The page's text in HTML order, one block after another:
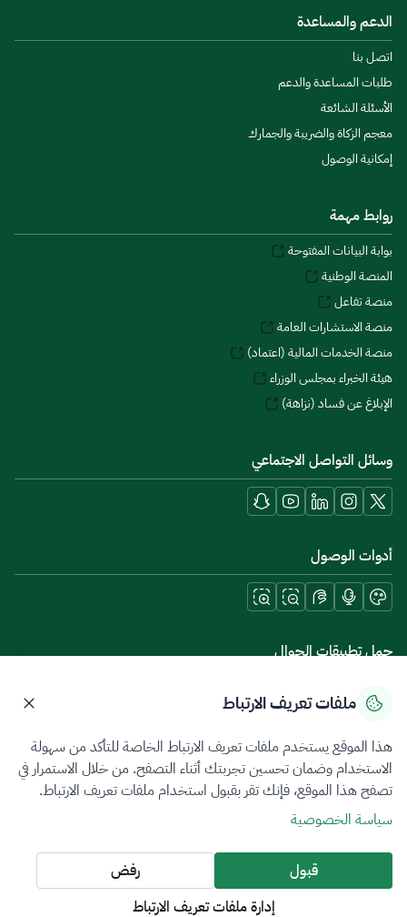
الدعم والمساعدة
اتصل بنا
طلبات المساعدة والدعم
الأسئلة الشائعة
معجم الزكاة والضريبة والجمارك
إمكانية الوصول
روابط مهمة
بوابة البيانات المفتوحة
المنصة الوطنية
منصة تفاعل
منصة الاستشارات العامة
منصة الخدمات المالية (اعتماد)
هيئة الخبراء بمجلس الوزراء
الإبلاغ عن فساد (نزاهة)
وسائل التواصل الاجتماعي
أدوات الوصول
حمل تطبيقات الجوال
سياسة الخصوصيةشروط الاستخدامخريطة الموقع
جميع الحقوق محفوظة 2026 © ZATCA.GOV.SA
تم تطويره وصيانته بواسطة هيئة الزكاة والضريبة والجمارك
آخر تحديث للموقع في
ملفات تعريف الارتباط
هذا الموقع يستخدم ملفات تعريف الارتباط الخاصة للتأكد من سهولة
الاستخدام وضمان تحسين تجربتك أثناء التصفح. من خلال الاستمرار في
تصفح هذا الموقع، فإنك تقر بقبول استخدام ملفات تعريف الارتباط.
سياسة الخصوصية
قبول
رفض
إدارة ملفات تعريف الارتباط